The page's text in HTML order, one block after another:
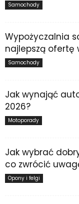
Samochody
Wypożyczalnia
najlepszą ofertę
Samochody
Jak wynająć
2026?
Motoporady
Jak wybrać
co zwrócić
Opony i felgi